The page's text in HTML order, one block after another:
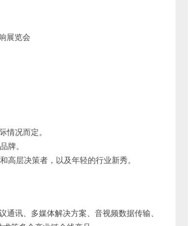
展览会
况而定。
牌。
高层决策者，以及年轻的行业新秀。
讯、多媒体解决方案、音视频数据传输、